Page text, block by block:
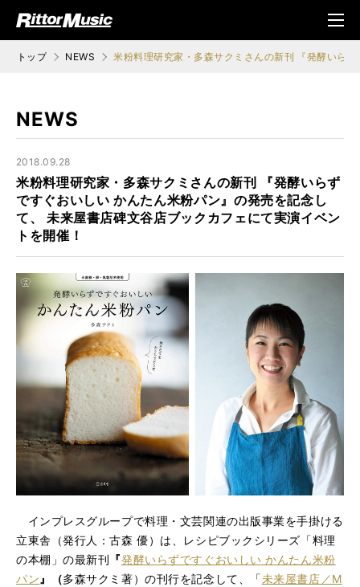
ジック (Rittor Musi
メニ
ュ
トップ NEWS 米粉料理研究家・多森サクミさんの新刊 『発酵いら
NEWS
2018.09.28
米粉料理研究家・多森サクミさんの新刊 『発酵いらず
ですぐおいしい かんたん米粉パン』の発売を記念し
て、 未来屋書店碑文谷店ブックカフェにて実演イベン
トを開催！
インプレスグループで料理・文芸関連の出版事業を手掛ける
立東舎（発行人：古森 優）は、レシピブックシリーズ「料理
の本棚」の最新刊 『発酵いらずですぐおいしい かんたん米粉
パン』（多森サクミ著）の刊行を記念して、「未来屋書店／M